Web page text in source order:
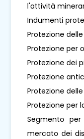
l'attività
Indumenti
Protezione
Protezione per
Protezione dei
Protezione
Protezione
Protezione per
Segmento
mercato dei